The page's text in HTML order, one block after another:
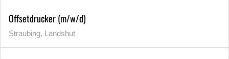
Offsetdrucker (m/w/d)
Straubing, Landshut